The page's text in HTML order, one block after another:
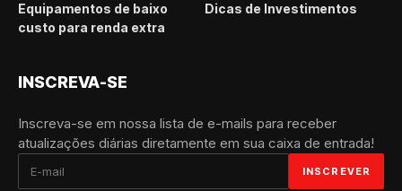
Equipamentos de baixo
custo para renda extra
Dicas de Investimentos
INSCREVA-SE
Inscreva-se em nossa lista de e-mails para receber
atualizações diárias diretamente em sua caixa de entrada!